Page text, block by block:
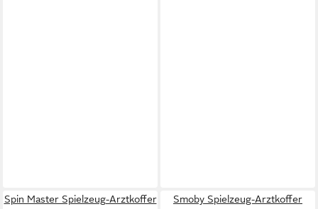
Spin Master Spielzeug-Arztkoffer
Smoby Spielzeug-Arztkoffer